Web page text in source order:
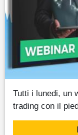
Tutti i lunedi, un
trading con il